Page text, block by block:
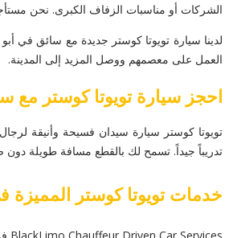
الشركات أو مناسبات الزفاف الكبرى. نحن
العمل على معصمهم ووصل المزيد إلى المدينة.
احجز سيارة تويوتا كوستر مع
تويوتا كوستر سيارة سيدان فسيحة وأنيقة
تدريباً جيداً. تسمح لك بالقطع مسافة طويلة
خدمات تويوتا كوستر المميزة